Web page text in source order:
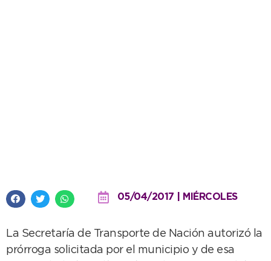
05/04/2017 | MIÉRCOLES
La Secretaría de Transporte de Nación autorizó la
prórroga solicitada por el municipio y de esa